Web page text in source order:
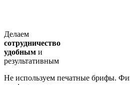
сотрудничество
удобным
результативным
Не используем печатные брифы.
конференции.